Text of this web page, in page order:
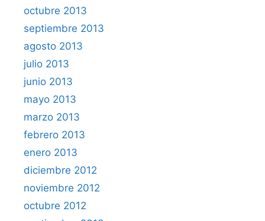
octubre 2013
septiembre 2013
agosto 2013
julio 2013
junio 2013
mayo 2013
marzo 2013
febrero 2013
enero 2013
diciembre 2012
noviembre 2012
octubre 2012